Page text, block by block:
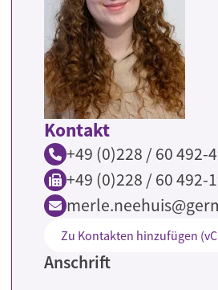
Kontakt
+49 (0)228 / 60 492-
+49 (0)228 / 60 492-
Zu Kontakten hinzufügen
Anschrift